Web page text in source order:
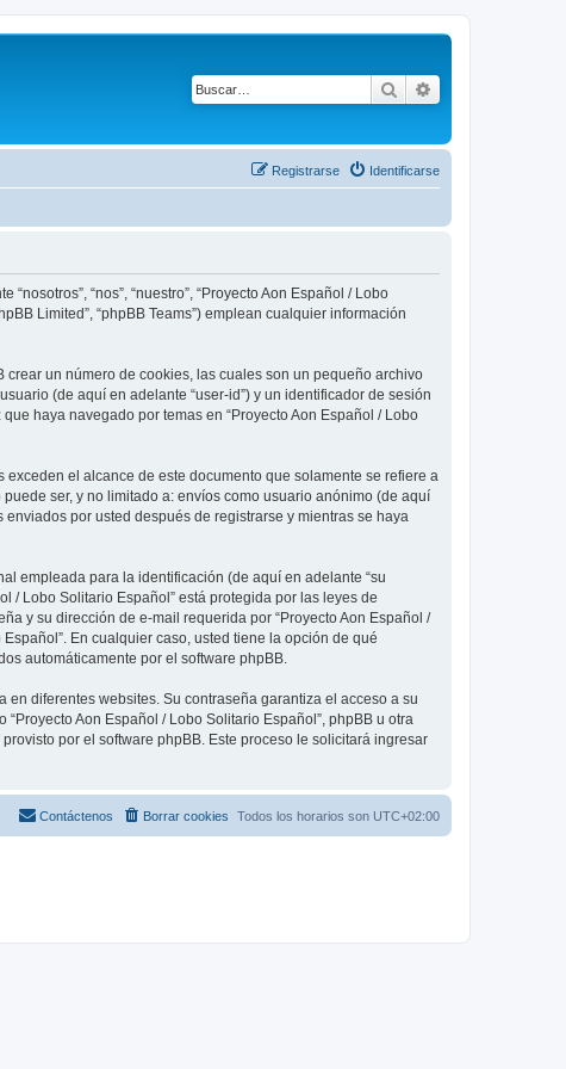
Buscar
Identificarse
Registrarse
“nos”, “nuestro”, “Proyecto Aon Español / Lobo
Limited”, “phpBB Teams”) emplean cualquier información
un número de cookies, las cuales son un pequeño archivo
(de aquí en adelante “user-id”) y un identificador de sesión
haya navegado por temas en “Proyecto Aon Español / Lobo
el alcance de este documento que solamente se refiere a
ser, y no limitado a: envíos como usuario anónimo (de aquí
enviados por usted después de registrarse y mientras se haya
empleada para la identificación (de aquí en adelante “su
/ Lobo Solitario Español” está protegida por las leyes de
y su dirección de e-mail requerida por “Proyecto Aon Español /
En cualquier caso, usted tiene la opción de qué
automáticamente por el software phpBB.
diferentes websites. Su contraseña garantiza el acceso a su
Aon Español / Lobo Solitario Español”, phpBB u otra
por el software phpBB. Este proceso le solicitará ingresar
Todos los horarios son UTC+02:00
Borrar cookies
Contáctenos